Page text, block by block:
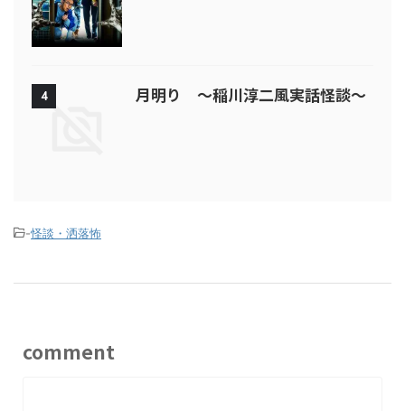
4 月明り ～稲川淳二風実話怪談～
-怪談・洒落怖
comment